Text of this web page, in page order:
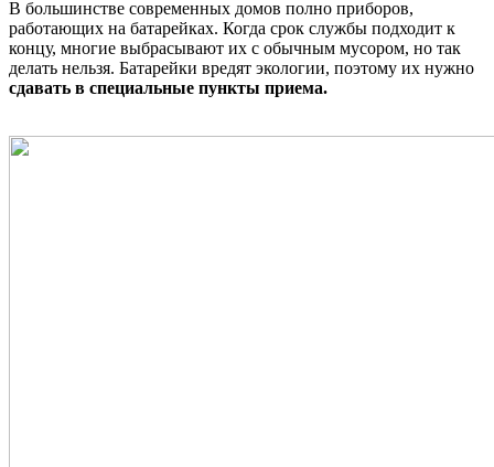
В большинстве современных домов полно приборов,
работающих на батарейках. Когда срок службы подходит к
концу, многие выбрасывают их с обычным мусором, но так
делать нельзя. Батарейки вредят экологии, поэтому их нужно
сдавать в специальные пункты приема.